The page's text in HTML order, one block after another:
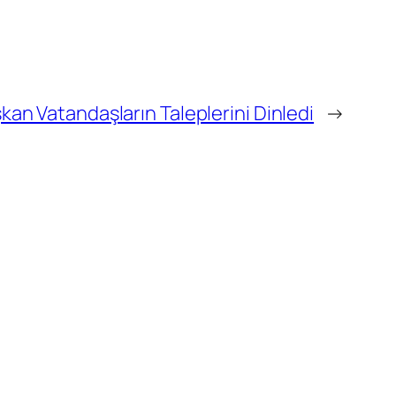
Vatandaşların Taleplerini Dinledi →